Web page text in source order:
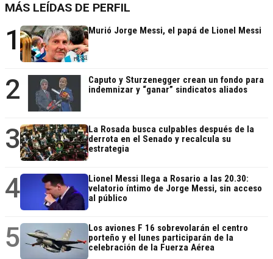
MÁS LEÍDAS DE PERFIL
1 Murió Jorge Messi, el papá de Lionel Messi
2
Caputo y Sturzenegger crean un fondo para
indemnizar y “ganar” sindicatos aliados
3
La Rosada busca culpables después de la
derrota en el Senado y recalcula su
estrategia
4
Lionel Messi llega a Rosario a las 20.30:
velatorio íntimo de Jorge Messi, sin acceso
al público
5
Los aviones F 16 sobrevolarán el centro
porteño y el lunes participarán de la
celebración de la Fuerza Aérea